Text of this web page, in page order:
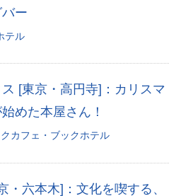
ー
テル
[東京・高円寺]：カリスマ
めた本屋さん！
カフェ・ブックホテル
・六本木]：文化を喫する、